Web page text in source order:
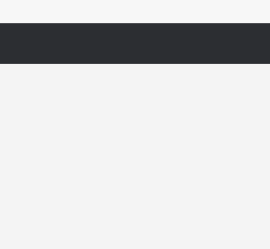
منظّمة تدعو